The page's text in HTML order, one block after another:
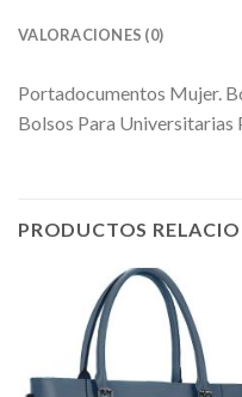
VALORACIONES (0)
Portadocumentos Mujer.
Bolsos Para Universitarias
PRODUCTOS